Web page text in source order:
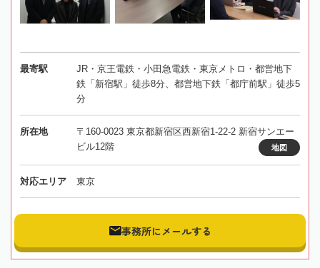
最寄駅
JR・京王電鉄・小田急電鉄・東京メトロ・都営地下
鉄「新宿駅」徒歩8分、都営地下鉄「都庁前駅」徒歩5
分
所在地
〒160-0023 東京都新宿区西新宿1-22-2 新宿サンエー
ビル12階
地図
対応エリア 東京
事務所にメールする